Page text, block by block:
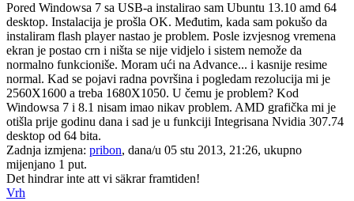
Pored Windowsa 7 sa USB-a instalirao sam Ubuntu 13.10 amd 64
desktop. Instalacija je prošla OK. Međutim, kada sam pokušo da
instaliram flash player nastao je problem. Posle izvjesnog vremena
ekran je postao crn i ništa se nije vidjelo i sistem nemože da
normalno funkcioniše. Moram ući na Advance... i kasnije resime
normal. Kad se pojavi radna površina i pogledam rezolucija mi je
2560X1600 a treba 1680X1050. U čemu je problem? Kod
Windowsa 7 i 8.1 nisam imao nikav problem. AMD grafička mi je
otišla prije godinu dana i sad je u funkciji Integrisana Nvidia 307.74
desktop od 64 bita.
Zadnja izmjena: pribon, dana/u 05 stu 2013, 21:26, ukupno
mijenjano 1 put.
Det hindrar inte att vi säkrar framtiden!
Vrh